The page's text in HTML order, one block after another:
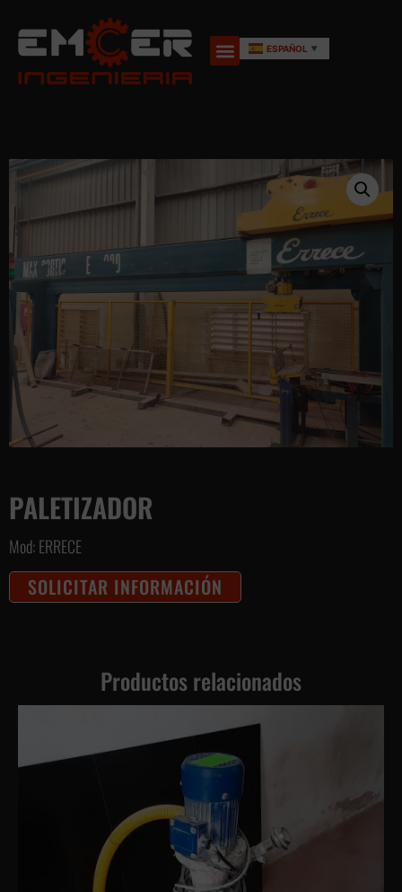
ESPAÑOL ▼
PALETIZADOR
Mod: ERRECE
SOLICITAR INFORMACIÓN
Productos relacionados